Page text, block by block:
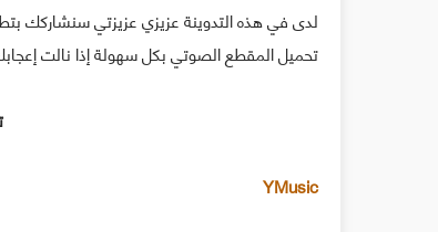
لدى في هذه التدوينة عزيزي عزيزتي سنشاركك
تحميل المقطع الصوتي بكل سهولة إذا نالت
YMusic